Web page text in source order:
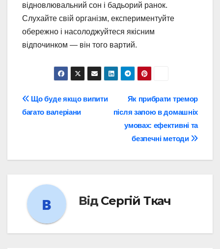
відновлювальний сон і бадьорий ранок.
Слухайте свій організм, експериментуйте
обережно і насолоджуйтеся якісним
відпочинком — він того вартий.
Навігація
записів
Як прибрати тремор
після запою в домашніх
умовах: ефективні та
безпечні методи
Що буде якщо випити
багато валеріани
Від Сергій Ткач